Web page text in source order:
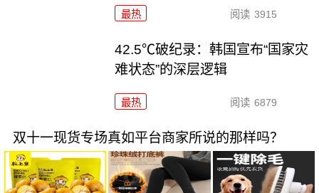
最热 阅读 3915
42.5℃破纪录：韩国宣布“国家灾
难状态”的深层逻辑
最热 阅读 6879
双十一现货专场真如平台商家所说的那样吗？